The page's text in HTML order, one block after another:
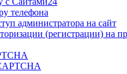
телефона
администратора на сайт
(регистрации) на